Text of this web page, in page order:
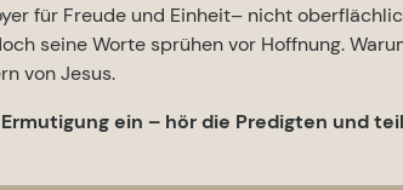
für Freude und Einheit– nicht
seine Worte sprühen vor Hoffnung.
von Jesus.
ein – hör die Predigten und